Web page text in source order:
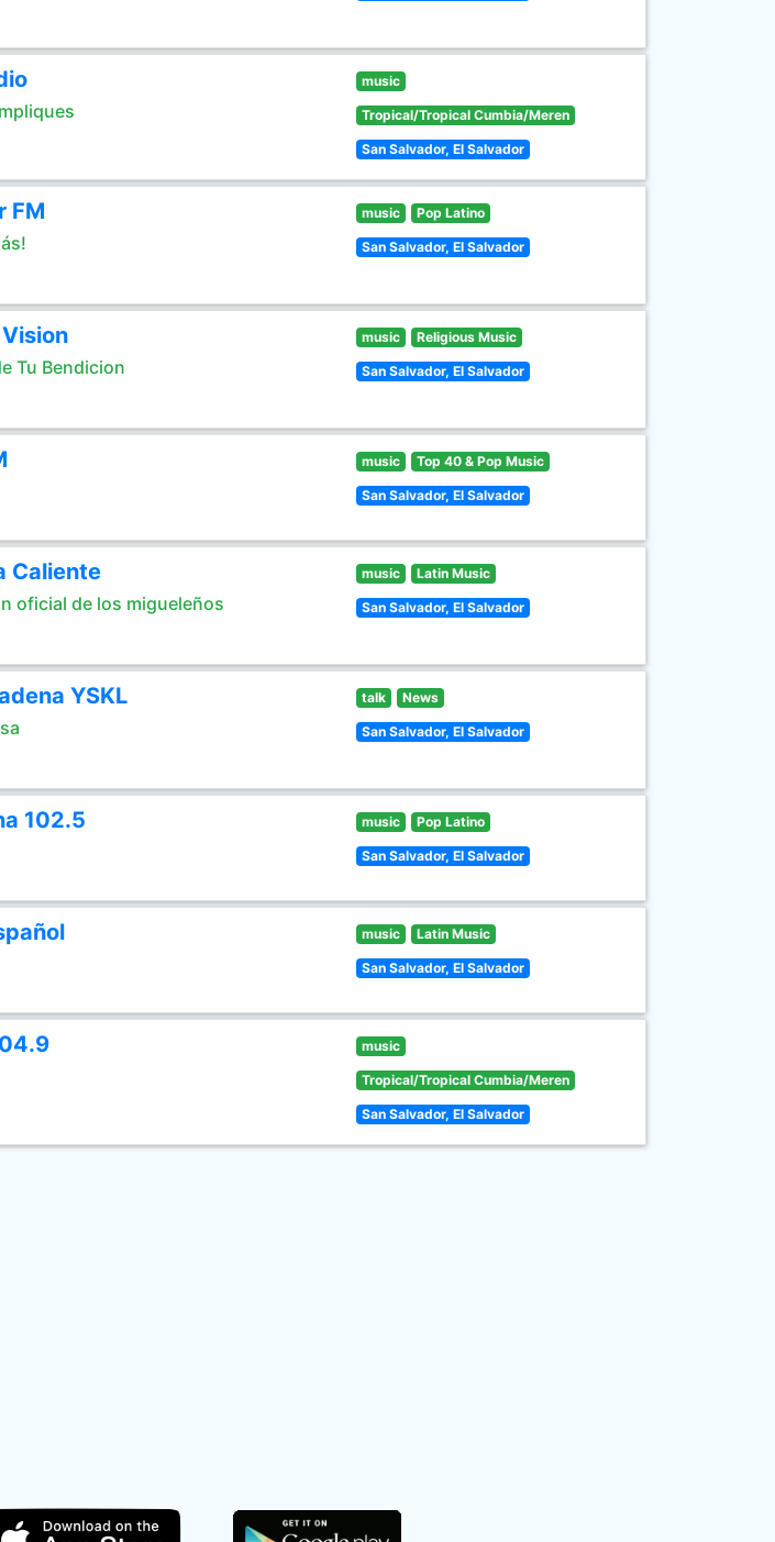
music
Tropical/Tropical Cumbia/Meren
San Salvador, El Salvador
FM music Pop Latino
San Salvador, El Salvador
Tu Bendicion
music Religious Music
San Salvador, El Salvador
music Top 40 & Pop Music
San Salvador, El Salvador
Caliente
oficial de los migueleños
music Latin Music
San Salvador, El Salvador
YSKL talk News
San Salvador, El Salvador
102.5 music Pop Latino
San Salvador, El Salvador
music Latin Music
San Salvador, El Salvador
music
Tropical/Tropical Cumbia/Meren
San Salvador, El Salvador